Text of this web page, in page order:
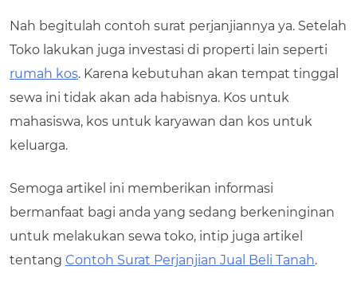
Nah begitulah contoh surat perjanjiannya ya. Setelah
Toko lakukan juga investasi di properti lain seperti
rumah kos. Karena kebutuhan akan tempat tinggal
sewa ini tidak akan ada habisnya. Kos untuk
mahasiswa, kos untuk karyawan dan kos untuk
keluarga.
Semoga artikel ini memberikan informasi
bermanfaat bagi anda yang sedang berkeninginan
untuk melakukan sewa toko, intip juga artikel
tentang Contoh Surat Perjanjian Jual Beli Tanah.